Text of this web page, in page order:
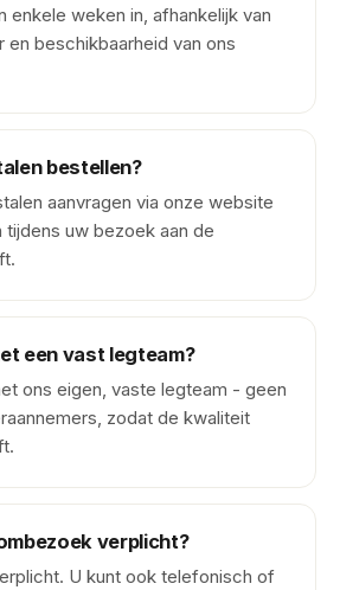
enkele weken in, afhankelijk van
beschikbaarheid van ons
bestellen?
aanvragen via onze website
uw bezoek aan de
een vast legteam?
ons eigen, vaste legteam - geen
zodat de kwaliteit
verplicht?
U kunt ook telefonisch of